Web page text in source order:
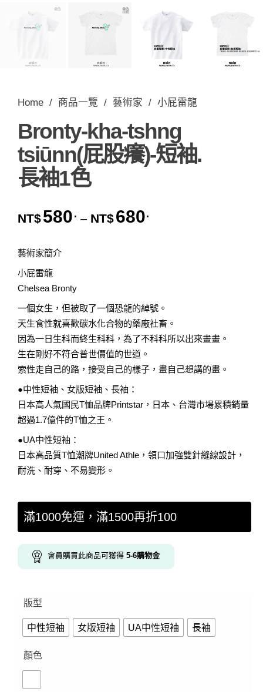
Home / 商品一覽 / 藝術家 / 小屁雷龍
Bronty-kha-tshng
tsiūnn(屁股癢)-短袖.
長袖1色
NT$580 . – NT$680.
藝術家簡介
小屁雷龍
Chelsea Bronty
一個女生，但被取了一個恐龍的綽號。
天生食性就喜歡碳水化合物的藥廠社畜。
因為一日生科而終生科科，為了不科科所以出來畫畫。
生在剛好不符合普世價值的世道。
索性走自己的路，接受自己的樣子，畫自己想講的畫。
●中性短袖、女版短袖、長袖：
日本高人氣國民T恤品牌Printstar，日本、台灣市場累積銷量
超過1.7億件的T恤之王。
●UA中性短袖：
日本高品質T恤潮牌United Athle，領口加強雙針縫線設計，
耐洗、耐穿、不易變形。
滿1000免運，滿1500再折100
會員購買此商品可獲得 5-6購物金
版型
中性短袖 女版短袖 UA中性短袖 長袖
顏色